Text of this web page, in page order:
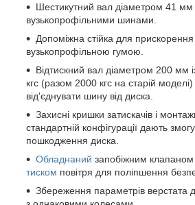
Шестикутний вал діаметром 41 мм
вузькопрофільними шинами.
Допоміжна стійка для
вузькопрофільною гумою.
Відтискний вал діаметром 200 мм
кгс (разом 2000 кгс на старій
від'єднувати шину від диска.
Захисні кришки затискачів і
стандартній конфігурації дають
пошкодження диска.
Обладнаний запобіжним клапаном
тиском повітря для поліпшення
Збереження параметрів верстата